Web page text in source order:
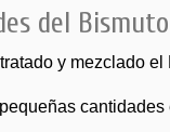
del Bismuto
y mezclado el